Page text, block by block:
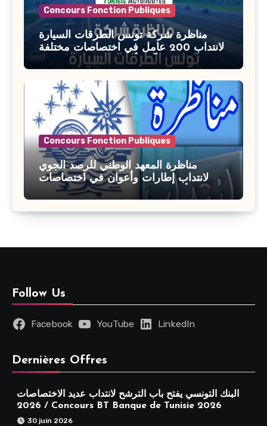
Concours Fonction Publiques
مناظرة شركة تونس الطرقات السيارة
لانتداب 200 عامل في اختصاصات مختلفة
آخر أجل : 21 جويلية 2026
Concours Fonction Publiques
مناظرة المعهد الوطني للرصد الجوي
لانتداب إطارات وأعوان في اختصاصات
مختلفة : أخر اجل للترشح 27 جويلية 2026
Follow Us
Facebook YouTube LinkedIn
Dernières Offres
البنك التونسي يفتح باب الترشح لانتداب عديد الاختصاصات
2026 / Concours BT Banque de Tunisie 2026
30 juin 2026